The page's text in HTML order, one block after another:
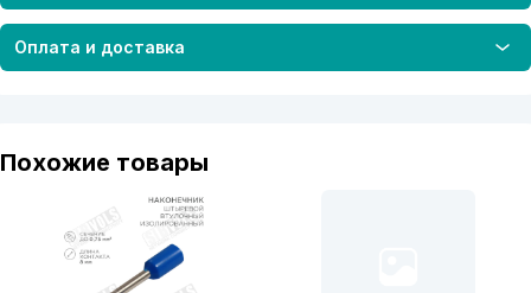
Оплата и доставка
Похожие товары